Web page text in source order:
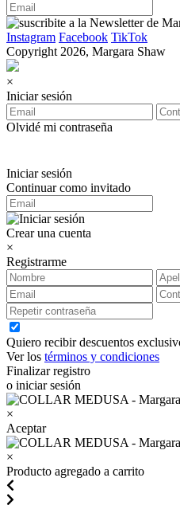
Instagram Facebook TikTok
Copyright 2026, Margara Shaw
×
Iniciar sesión
Olvidé mi contraseña
Iniciar sesión
Continuar como invitado
Crear una cuenta
×
Registrarme
Quiero recibir descuentos
Ver los términos y condiciones
Finalizar registro
o iniciar sesión
×
Aceptar
×
Producto agregado a carrito